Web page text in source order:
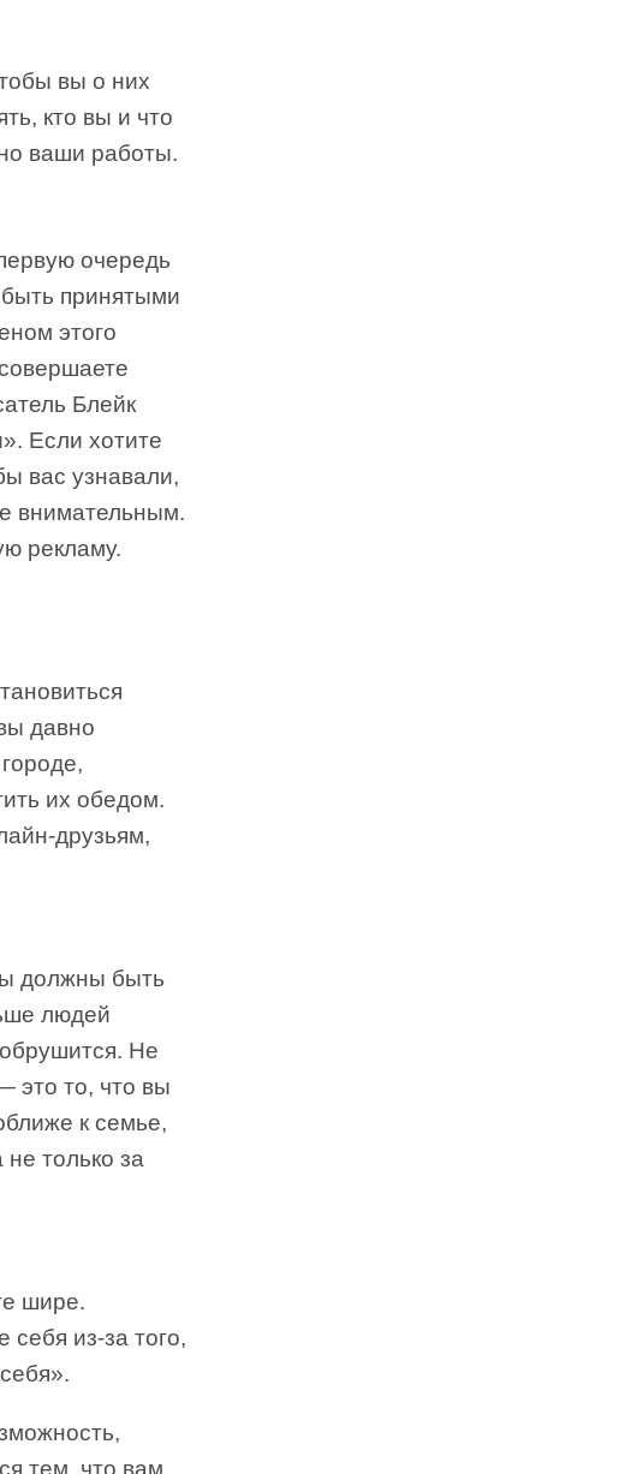
вы о них
кто вы и что
ваши работы.
очередь
принятыми
этого
Блейк
Если хотите
вас узнавали,
внимательным.
рекламу.
давно
их обедом.
друзьям,
должны быть
людей
Не
это то, что вы
к семье,
только за
шире.
из-за того,
тем, что вам